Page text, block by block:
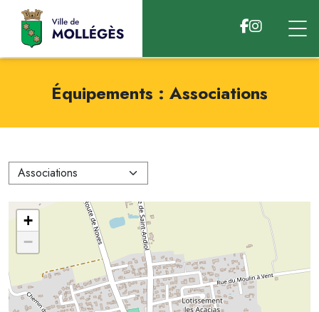
Accéder au contenu
Équipements : Associations
+
−